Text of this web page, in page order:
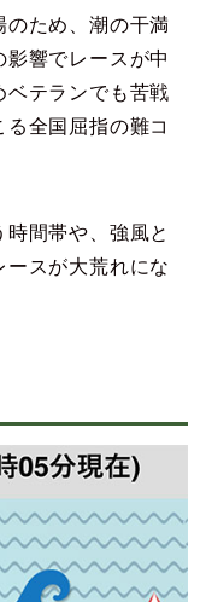
のため、潮の干満
響でレースが中
ベテランでも苦戦
全国屈指の難コ
間帯や、強風と
スが大荒れにな